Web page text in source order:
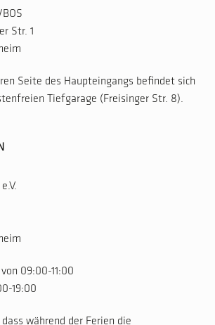
Str. 1
Seite des Haupteingangs befindet sich
Tiefgarage (Freisinger Str. 8).
09:00-11:00
19:00
während der Ferien die